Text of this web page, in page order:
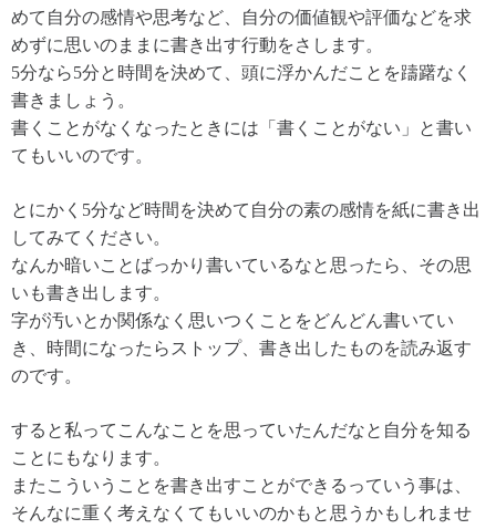
めて自分の感情や思考など、自分の価値観や評価などを求
めずに思いのままに書き出す行動をさします。
5分なら5分と時間を決めて、頭に浮かんだことを躊躇なく
書きましょう。
書くことがなくなったときには「書くことがない」と書い
てもいいのです。
とにかく5分など時間を決めて自分の素の感情を紙に書き出
してみてください。
なんか暗いことばっかり書いているなと思ったら、その思
いも書き出します。
字が汚いとか関係なく思いつくことをどんどん書いてい
き、時間になったらストップ、書き出したものを読み返す
のです。
すると私ってこんなことを思っていたんだなと自分を知る
ことにもなります。
またこういうことを書き出すことができるっていう事は、
そんなに重く考えなくてもいいのかもと思うかもしれませ